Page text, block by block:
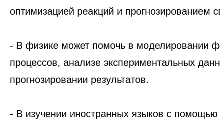
оптимизацией реакций и прогнозированием
- В физике может помочь в моделировании
процессов, анализе экспериментальных
прогнозировании результатов.
- В изучении иностранных языков с помощью